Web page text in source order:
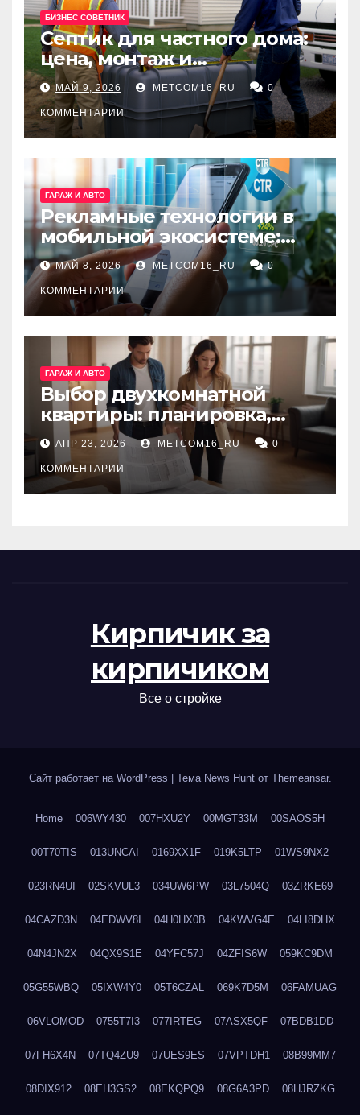
БИЗНЕС СОВЕТНИК
Септик для частного дома:
цена, монтаж и
организация автономной
канализации
МАЙ 9, 2026 METCOM16_RU 0
КОММЕНТАРИИ
ГАРАЖ И АВТО
Рекламные технологии в
мобильной экосистеме:
ключевые сервисы и
принципы работы
МАЙ 8, 2026 METCOM16_RU 0
КОММЕНТАРИИ
ГАРАЖ И АВТО
Выбор двухкомнатной
квартиры: планировка,
состояние жилья и
проверка документов
АПР 23, 2026 METCOM16_RU 0
КОММЕНТАРИИ
Кирпичик за
кирпичиком
Все о стройке
Сайт работает на WordPress Тема News Hunt от Themeansar.
Home 006WY430 007HXU2Y 00MGT33M 00SAOS5H
00T70TIS 013UNCAI 0169XX1F 019K5LTP 01WS9NX2
023RN4UI 02SKVUL3 034UW6PW 03L7504Q 03ZRKE69
04CAZD3N 04EDWV8I 04H0HX0B 04KWVG4E 04LI8DHX
04N4JN2X 04QX9S1E 04YFC57J 04ZFIS6W 059KC9DM
05G55WBQ 05IXW4Y0 05T6CZAL 069K7D5M 06FAMUAG
06VLOMOD 0755T7I3 077IRTEG 07ASX5QF 07BDB1DD
07FH6X4N 07TQ4ZU9 07UES9ES 07VPTDH1 08B99MM7
08DIX912 08EH3GS2 08EKQPQ9 08G6A3PD 08HJRZKG